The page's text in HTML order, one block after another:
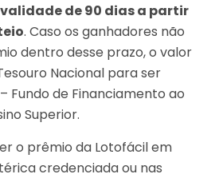
validade de 90 dias a partir
. Caso os ganhadores não
dentro desse prazo, o valor
Nacional para ser
Fundo de Financiamento ao
Superior.
o prêmio da Lotofácil em
credenciada ou nas